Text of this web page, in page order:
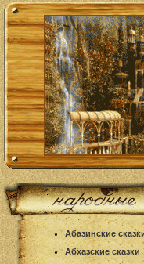
Абазинские
Абхазские сказки